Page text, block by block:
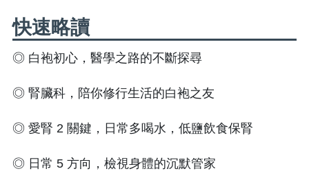
快速略讀
◎ 白袍初心，醫學之路的不斷探尋
◎ 腎臟科，陪你修行生活的白袍之友
◎ 愛腎 2 關鍵，日常多喝水，低鹽飲食保腎
◎ 日常 5 方向，檢視身體的沉默管家